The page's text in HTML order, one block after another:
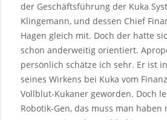
der Geschäftsführung der Kuka
Klingemann, und dessen Chief
Hagen gleich mit. Doch der hatte
schon anderweitig orientiert.
persönlich schätze ich sehr. Er ist
seines Wirkens bei Kuka vom
Vollblut-Kukaner geworden. Doch
Robotik-Gen, das muss man haben